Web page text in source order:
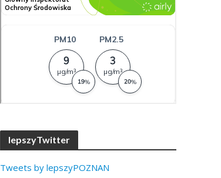
lepszyTwitter
Tweets by lepszyPOZNAN